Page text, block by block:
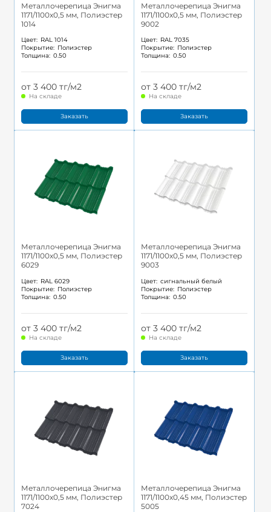
Металлочерепица Энигма
1171/1100x0,5 мм, Полиэстер
1014
Цвет: RAL 1014
Покрытие: Полиэстер
Толщина: 0.50
от 3 400 тг/м2
На складе
Заказать
Металлочерепица Энигма
1171/1100x0,5 мм, Полиэстер
9002
Цвет: RAL 7035
Покрытие: Полиэстер
Толщина: 0.50
от 3 400 тг/м2
На складе
Заказать
Металлочерепица Энигма
1171/1100x0,5 мм, Полиэстер
6029
Цвет: RAL 6029
Покрытие: Полиэстер
Толщина: 0.50
от 3 400 тг/м2
На складе
Заказать
Металлочерепица Энигма
1171/1100x0,5 мм, Полиэстер
9003
Цвет: сигнальный белый
Покрытие: Полиэстер
Толщина: 0.50
от 3 400 тг/м2
На складе
Заказать
Металлочерепица Энигма
1171/1100x0,5 мм, Полиэстер
7024
Металлочерепица Энигма
1171/1100x0,45 мм, Полиэстер
5005